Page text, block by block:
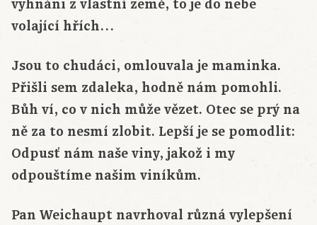
vyhnáni z vlastní země, to je do nebe
volající hřích…
Jsou to chudáci, omlouvala je maminka.
Přišli sem zdaleka, hodně nám pomohli.
Bůh ví, co v nich může vězet. Otec se prý na
ně za to nesmí zlobit. Lepší je se pomodlit:
Odpusť nám naše viny, jakož i my
odpouštíme našim viníkům.
Pan Weichaupt navrhoval různá vylepšení